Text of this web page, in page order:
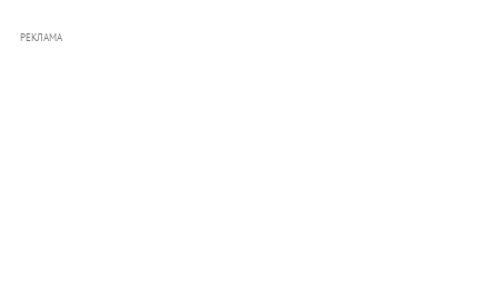
РЕКЛАМА